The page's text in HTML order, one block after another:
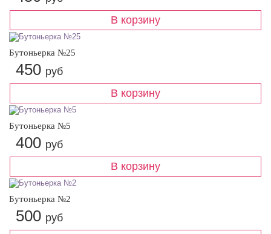
Бутоньерка №25
450 руб
Бутоньерка №5
400 руб
Бутоньерка №2
500 руб